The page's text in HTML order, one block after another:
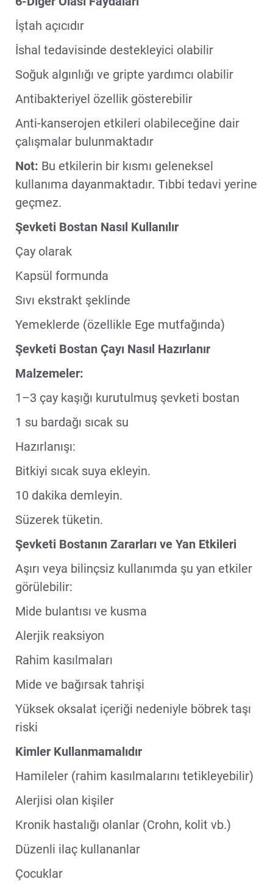
İştah açıcıdır
İshal tedavisinde destekleyici olabilir
Soğuk algınlığı ve gripte yardımcı olabilir
Antibakteriyel özellik gösterebilir
Anti-kanserojen etkileri olabileceğine dair
çalışmalar bulunmaktadır
Not: Bu etkilerin bir kısmı geleneksel
kullanıma dayanmaktadır. Tıbbi tedavi yerine
geçmez.
Şevketi Bostan Nasıl Kullanılır
Çay olarak
Kapsül formunda
Sıvı ekstrakt şeklinde
Yemeklerde (özellikle Ege mutfağında)
Şevketi Bostan Çayı Nasıl Hazırlanır
Malzemeler:
1–3 çay kaşığı kurutulmuş şevketi bostan
1 su bardağı sıcak su
Hazırlanışı:
Bitkiyi sıcak suya ekleyin.
10 dakika demleyin.
Süzerek tüketin.
Şevketi Bostanın Zararları ve Yan Etkileri
Aşırı veya bilinçsiz kullanımda şu yan etkiler
görülebilir:
Mide bulantısı ve kusma
Alerjik reaksiyon
Rahim kasılmaları
Mide ve bağırsak tahrişi
Yüksek oksalat içeriği nedeniyle böbrek taşı
riski
Kimler Kullanmamalıdır
Hamileler (rahim kasılmalarını tetikleyebilir)
Alerjisi olan kişiler
Kronik hastalığı olanlar (Crohn, kolit vb.)
Düzenli ilaç kullananlar
Çocuklar